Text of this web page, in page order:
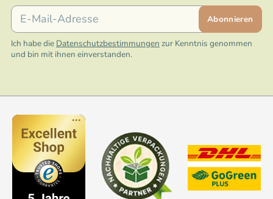
E-Mail
Abonnieren
Ich habe die Datenschutzbestimmungen zur Kenntnis genommen
und bin mit ihnen einverstanden.